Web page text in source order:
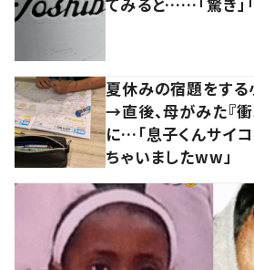
夏休みの宿題をする
→直後、母がみた『
に…「息子くんサイ
ちゃいましたww」